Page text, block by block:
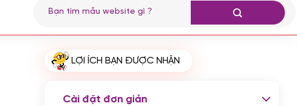
Cài đặt plugin theo yêu cầu
(+100.000 VND)
qua ngân hàng vietcombank,
kiếm:
LỢI ÍCH BẠN ĐƯỢC NHẬN
Cài đặt đơn giản